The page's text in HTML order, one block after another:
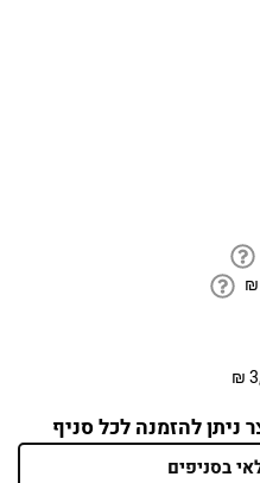
₪
ניתן להזמנה לכל סניף
בסניפים